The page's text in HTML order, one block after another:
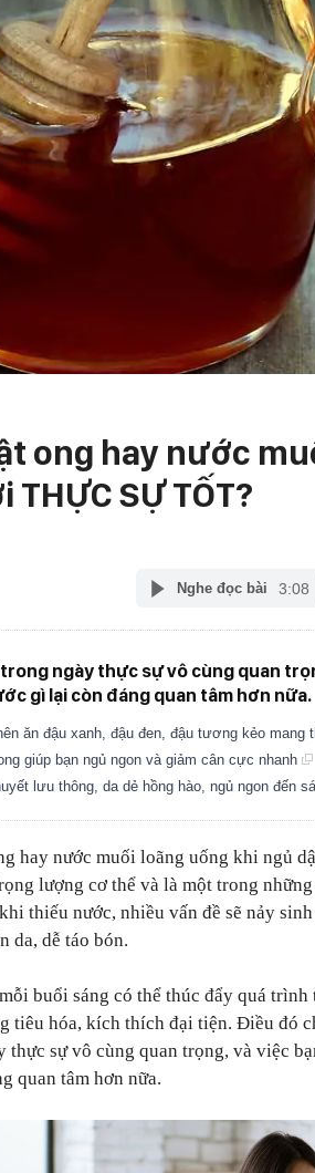
ong hay nước
SỰ TỐT?
Nghe đọc bài 3:08
ngày thực sự vô cùng quan
gì lại còn đáng quan tâm hơn nữa.
ăn đậu xanh, đậu đen, đậu tương kẻo mang
giúp bạn ngủ ngon và giảm cân cực nhanh
lưu thông, da dẻ hồng hào, ngủ ngon đến
hay nước muối loãng uống khi ngủ
lượng cơ thể và là một trong
thiếu nước, nhiều vấn đề sẽ nảy
da, dễ táo bón.
buổi sáng có thể thúc đẩy quá trình
tiêu hóa, kích thích đại tiện. Điều đó
thực sự vô cùng quan trọng, và việc
quan tâm hơn nữa.